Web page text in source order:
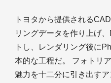
トヨタから提供される
リングデータを作り上げ
トし、レンダリング後に
本的な工程だ。 フォトリ
魅力を十二分に引き出す